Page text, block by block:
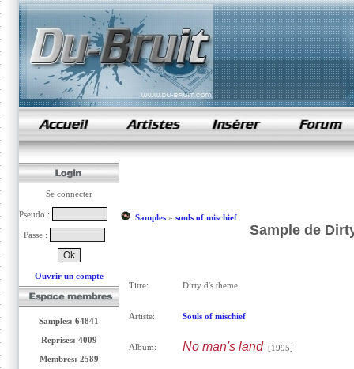
samples de rap
Se connecter
Pseudo :
Passe :
Ouvrir un compte
Samples: 64841
Reprises: 4009
Membres: 2589
Samples» souls of mischief
Sample de
Titre: Dirty d's theme
Artiste: Souls of mischief
Album: No man's land[1995]